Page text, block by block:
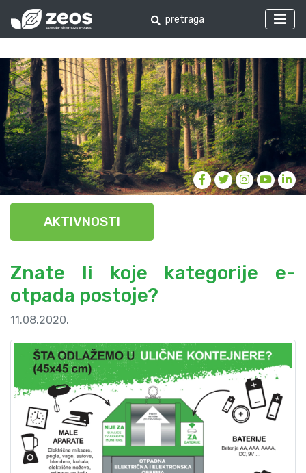
AKTIVNOSTI
Znate li koje kategorije e-
otpada postoje?
11.08.2020.